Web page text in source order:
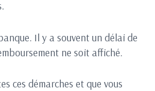
Il y a souvent un délai de
ne soit affiché.
ces démarches et que vous